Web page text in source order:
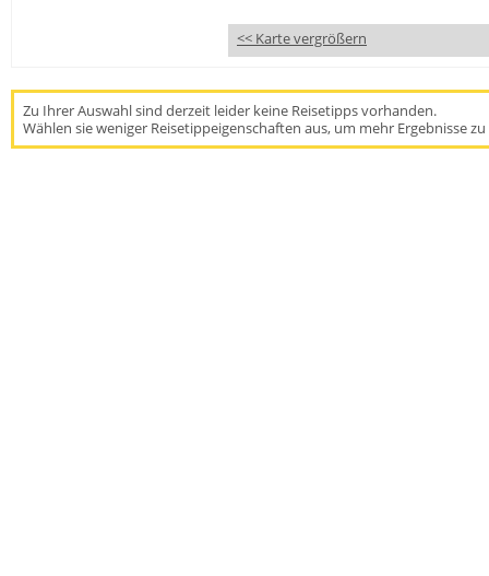
<< Karte vergrößern
Zu Ihrer Auswahl sind derzeit leider keine Reisetipps vorhanden.
Wählen sie weniger Reisetippeigenschaften aus, um mehr Ergebnisse